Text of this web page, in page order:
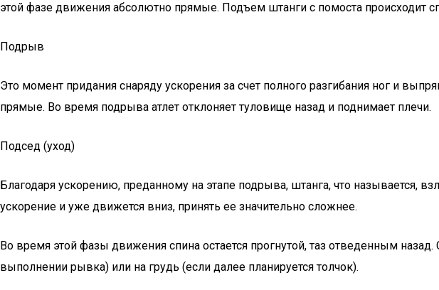
этой фазе движения абсолютно прямые. Подъем штанги с помоста происходит
Подрыв
Это момент придания снаряду ускорения за счет полного разгибания ног и
прямые. Во время подрыва атлет отклоняет туловище назад и поднимает плечи.
Подсед (уход)
Благодаря ускорению, преданному на этапе подрыва, штанга, что называется,
ускорение и уже движется вниз, принять ее значительно сложнее.
Во время этой фазы движения спина остается прогнутой, таз отведенным
выполнении рывка) или на грудь (если далее планируется толчок).